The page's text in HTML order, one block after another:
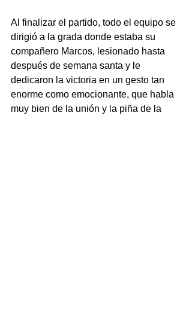
Al finalizar el partido, todo el equipo se
dirigió a la grada donde estaba su
compañero Marcos, lesionado hasta
después de semana santa y le
dedicaron la victoria en un gesto tan
enorme como emocionante, que habla
muy bien de la unión y la piña de la